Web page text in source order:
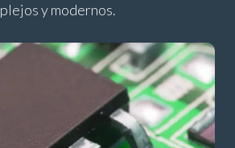
y modernos.